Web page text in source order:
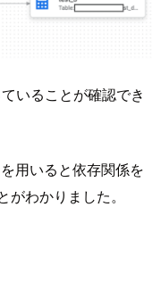
いることが確認でき
用いると依存関係を
わかりました。